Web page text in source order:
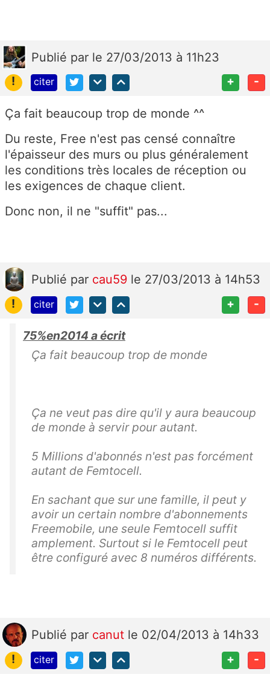
Publié par le 27/03/2013 à 11h23
!
citer + -
Ça fait beaucoup trop de monde ^^
Du reste, Free n'est pas censé connaître
l'épaisseur des murs ou plus généralement
les conditions très locales de réception ou
les exigences de chaque client.
Donc non, il ne "suffit" pas...
Publié par cau59 le 27/03/2013 à 14h53
!
citer + -
75%en2014 a écrit
Ça fait beaucoup trop de monde
Ça ne veut pas dire qu'il y aura beaucoup
de monde à servir pour autant.
5 Millions d'abonnés n'est pas forcément
autant de Femtocell.
En sachant que sur une famille, il peut y
avoir un certain nombre d'abonnements
Freemobile, une seule Femtocell suffit
amplement. Surtout si le Femtocell peut
être configuré avec 8 numéros différents.
Publié par canut le 02/04/2013 à 14h33
!
citer + -